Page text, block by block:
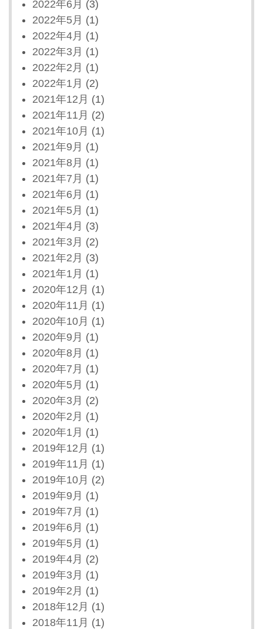
2022年6月 (3)
2022年5月 (1)
2022年4月 (1)
2022年3月 (1)
2022年2月 (1)
2022年1月 (2)
2021年12月 (1)
2021年11月 (2)
2021年10月 (1)
2021年9月 (1)
2021年8月 (1)
2021年7月 (1)
2021年6月 (1)
2021年5月 (1)
2021年4月 (3)
2021年3月 (2)
2021年2月 (3)
2021年1月 (1)
2020年12月 (1)
2020年11月 (1)
2020年10月 (1)
2020年9月 (1)
2020年8月 (1)
2020年7月 (1)
2020年5月 (1)
2020年3月 (2)
2020年2月 (1)
2020年1月 (1)
2019年12月 (1)
2019年11月 (1)
2019年10月 (2)
2019年9月 (1)
2019年7月 (1)
2019年6月 (1)
2019年5月 (1)
2019年4月 (2)
2019年3月 (1)
2019年2月 (1)
2018年12月 (1)
2018年11月 (1)